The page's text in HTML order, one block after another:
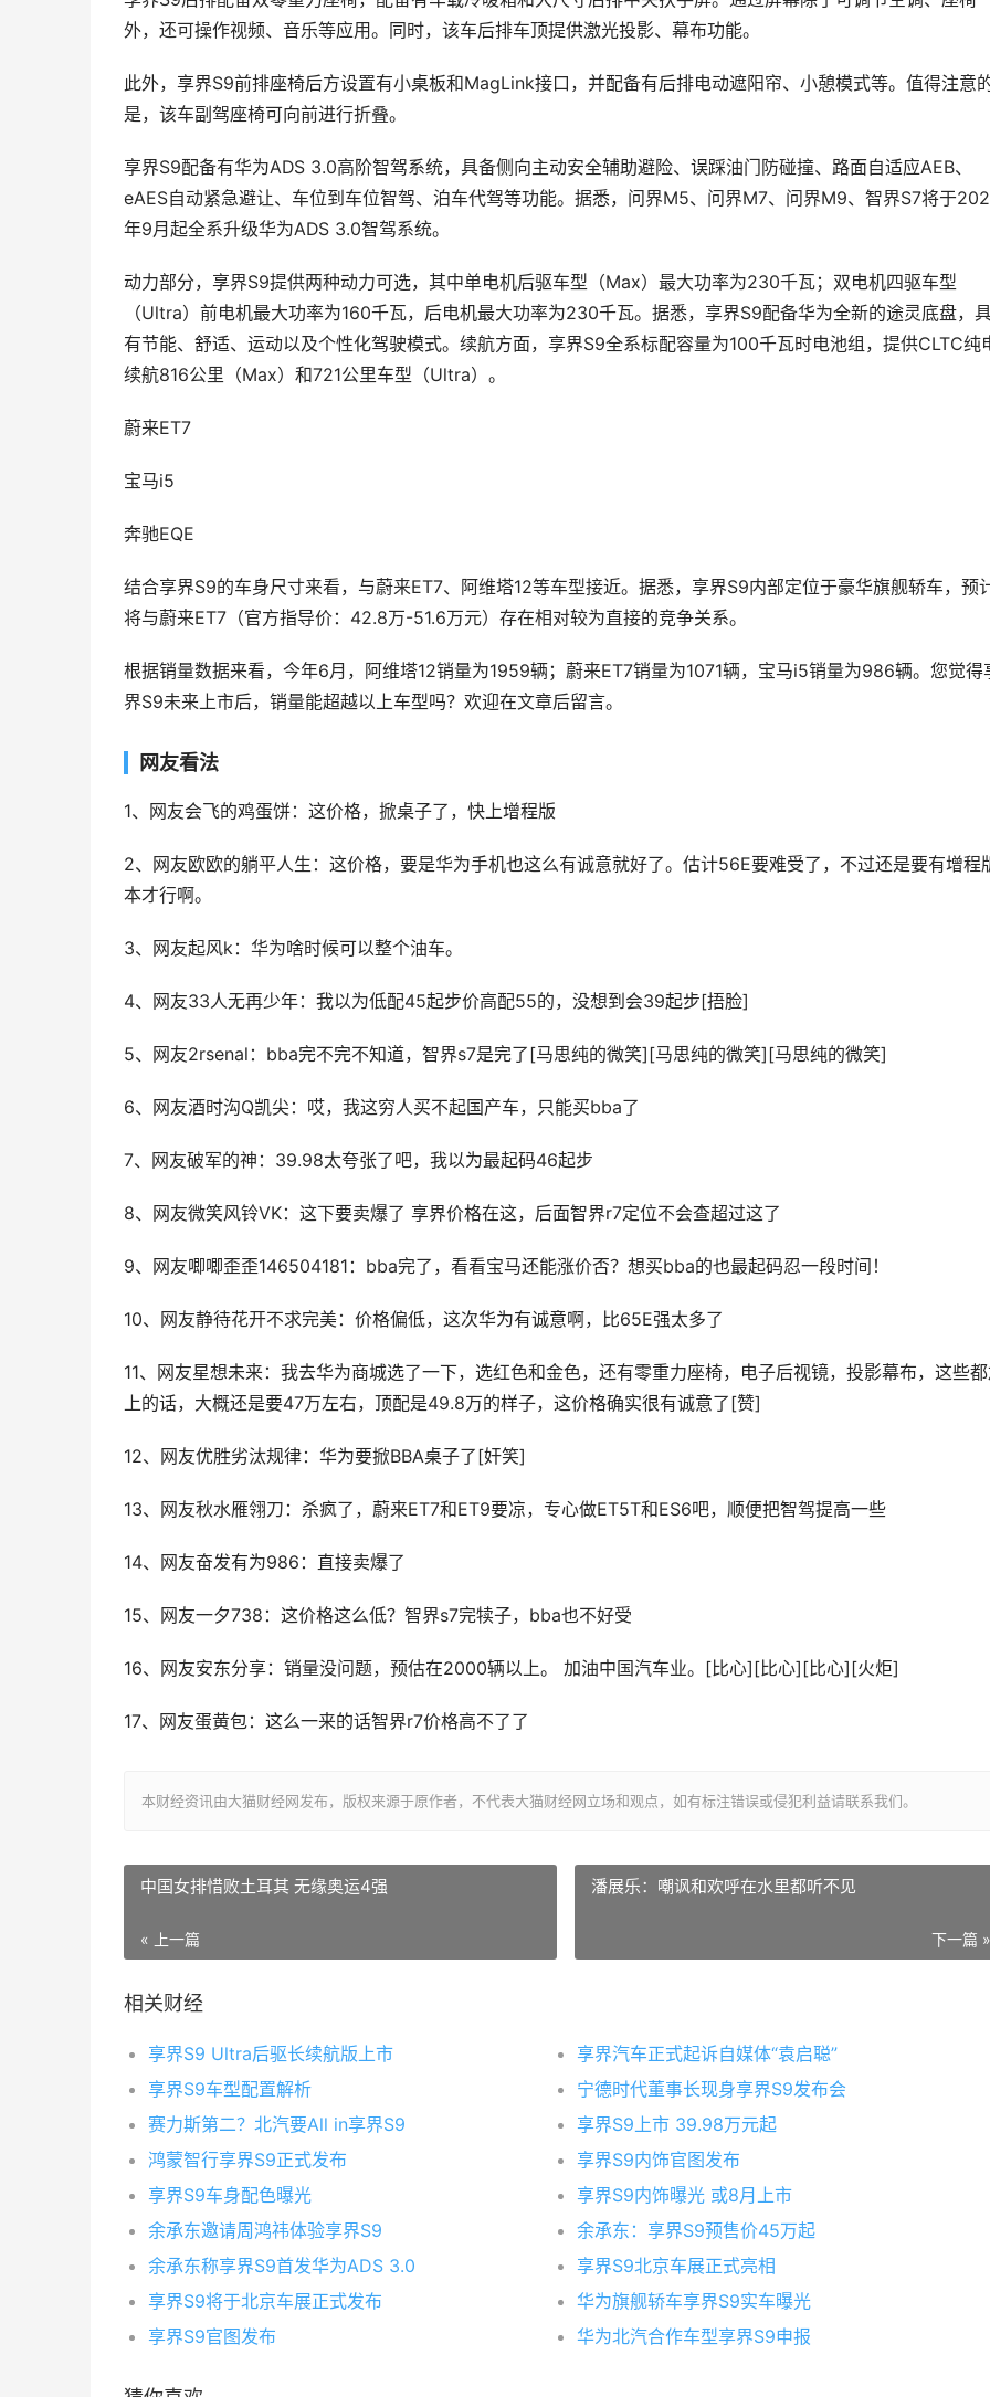
外，还可操作视频、音乐等应用。同时，该车后排车顶提供激光投影、幕布功能。
此外，享界S9前排座椅后方设置有小桌板和MagLink接口，并配备有后排电动遮阳帘、小憩模式等。值得注意
是，该车副驾座椅可向前进行折叠。
享界S9配备有华为ADS 3.0高阶智驾系统，具备侧向主动安全辅助避险、误踩油门防碰撞、路面自适应AEB、
eAES自动紧急避让、车位到车位智驾、泊车代驾等功能。据悉，问界M5、问界M7、问界M9、智界S7将于
年9月起全系升级华为ADS 3.0智驾系统。
动力部分，享界S9提供两种动力可选，其中单电机后驱车型（Max）最大功率为230千瓦；双电机四驱车型
（Ultra）前电机最大功率为160千瓦，后电机最大功率为230千瓦。据悉，享界S9配备华为全新的途灵底盘，
有节能、舒适、运动以及个性化驾驶模式。续航方面，享界S9全系标配容量为100千瓦时电池组，提供CLTC纯
续航816公里（Max）和721公里车型（Ultra）。
蔚来ET7
宝马i5
奔驰EQE
结合享界S9的车身尺寸来看，与蔚来ET7、阿维塔12等车型接近。据悉，享界S9内部定位于豪华旗舰轿车，预
将与蔚来ET7（官方指导价：42.8万-51.6万元）存在相对较为直接的竞争关系。
根据销量数据来看，今年6月，阿维塔12销量为1959辆；蔚来ET7销量为1071辆，宝马i5销量为986辆。您觉得
界S9未来上市后，销量能超越以上车型吗？欢迎在文章后留言。
网友看法
1、网友会飞的鸡蛋饼：这价格，掀桌子了，快上增程版
2、网友欧欧的躺平人生：这价格，要是华为手机也这么有诚意就好了。估计56E要难受了，不过还是要有增程
本才行啊。
3、网友起风k：华为啥时候可以整个油车。
4、网友33人无再少年：我以为低配45起步价高配55的，没想到会39起步[捂脸]
5、网友2rsenal：bba完不完不知道，智界s7是完了[马思纯的微笑][马思纯的微笑][马思纯的微笑]
6、网友酒时沟Q凯尖：哎，我这穷人买不起国产车，只能买bba了
7、网友破军的神：39.98太夸张了吧，我以为最起码46起步
8、网友微笑风铃VK：这下要卖爆了 享界价格在这，后面智界r7定位不会查超过这了
9、网友唧唧歪歪146504181：bba完了，看看宝马还能涨价否？想买bba的也最起码忍一段时间！
10、网友静待花开不求完美：价格偏低，这次华为有诚意啊，比65E强太多了
11、网友星想未来：我去华为商城选了一下，选红色和金色，还有零重力座椅，电子后视镜，投影幕布，这些
上的话，大概还是要47万左右，顶配是49.8万的样子，这价格确实很有诚意了[赞]
12、网友优胜劣汰规律：华为要掀BBA桌子了[奸笑]
13、网友秋水雁翎刀：杀疯了，蔚来ET7和ET9要凉，专心做ET5T和ES6吧，顺便把智驾提高一些
14、网友奋发有为986：直接卖爆了
15、网友一夕738：这价格这么低？智界s7完犊子，bba也不好受
16、网友安东分享：销量没问题，预估在2000辆以上。 加油中国汽车业。[比心][比心][比心][火炬]
17、网友蛋黄包：这么一来的话智界r7价格高不了了
本财经资讯由大猫财经网发布，版权来源于原作者，不代表大猫财经网立场和观点，如有标注错误或侵犯利益请联系我们。
中国女排惜败土耳其 无缘奥运4强
« 上一篇
潘展乐：嘲讽和欢呼在水里都听不见
下一篇 »
相关财经
享界S9 Ultra后驱长续航版上市
享界汽车正式起诉自媒体“袁启聪”
享界S9车型配置解析
宁德时代董事长现身享界S9发布会
赛力斯第二？北汽要All in享界S9
享界S9上市 39.98万元起
鸿蒙智行享界S9正式发布
享界S9内饰官图发布
享界S9车身配色曝光
享界S9内饰曝光 或8月上市
余承东邀请周鸿祎体验享界S9
余承东：享界S9预售价45万起
余承东称享界S9首发华为ADS 3.0
享界S9北京车展正式亮相
享界S9将于北京车展正式发布
华为旗舰轿车享界S9实车曝光
享界S9官图发布
华为北汽合作车型享界S9申报